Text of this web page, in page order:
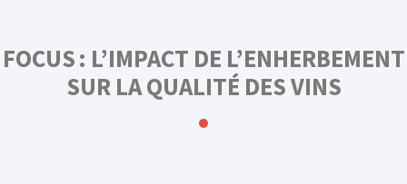
FOCUS : L’IMPACT DE L’ENHERBEMENT
SUR LA QUALITÉ DES VINS